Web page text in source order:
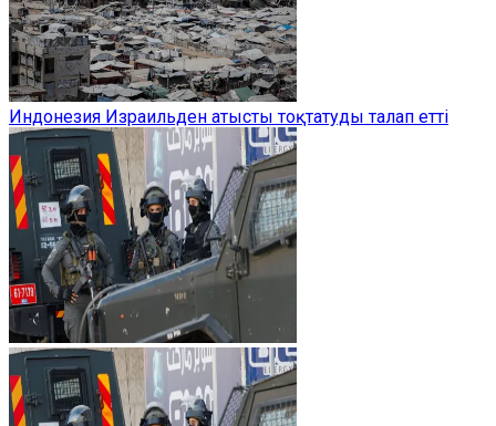
Индонезия Израильден атысты тоқтатуды талап етті